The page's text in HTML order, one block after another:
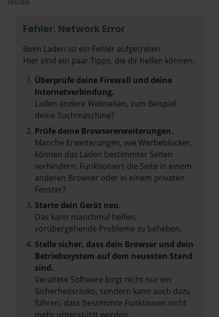
Škoda
Fehler: Network Error
Beim Laden ist ein Fehler aufgetreten.
Hier sind ein paar Tipps, die dir helfen können:
Überprüfe deine Firewall und deine
Internetverbindung.
Laden andere Webseiten, zum Beispiel
deine Suchmaschine?
Prüfe deine Browsererweiterungen.
Manche Erweiterungen, wie Werbeblocker,
können das Laden bestimmter Seiten
verhindern. Funktioniert die Seite in einem
anderen Browser oder in einem privaten
Fenster?
Starte dein Gerät neu.
Das kann manchmal helfen,
vorübergehende Probleme zu beheben.
Stelle sicher, dass dein Browser und dein
Betriebssystem auf dem neuesten Stand
sind.
Veraltete Software birgt nicht nur ein
Sicherheitsrisiko, sondern kann auch dazu
führen, dass bestimmte Funktionen nicht
mehr unterstützt werden.